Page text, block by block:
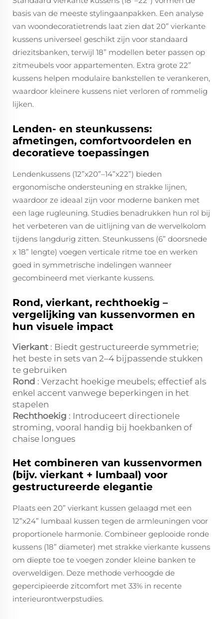
basis van de meeste stylingaanpakken. Een analyse
van woondecoratietrends laat zien dat 20” vierkante
kussens universeel geschikt zijn voor standaard
driezitsbanken, terwijl 18” modellen beter passen op
zitmeubels voor appartementen. Extra grote 22”
kussens helpen modulaire bankstellen te verankeren,
waardoor kleinere kussens niet verloren of rommelig
lijken.
Lenden- en steunkussens:
afmetingen, comfortvoordelen en
decoratieve toepassingen
Lendenkussens (12”x20”–14”x22”) bieden
ergonomische ondersteuning en strakke lijnen,
waardoor ze ideaal zijn voor moderne banken met
een lage rugleuning. Studies benadrukken hun rol bij
het verbeteren van de uitlijning van de wervelkolom
tijdens langdurig zitten. Steunkussens (6” doorsnede
x 18” lengte) voegen verticale ritme toe en werken
goed in symmetrische indelingen wanneer
gecombineerd met vierkante kussens.
Rond, vierkant, rechthoekig –
vergelijking van kussenvormen en
hun visuele impact
Vierkant : Biedt gestructureerde symmetrie;
het beste in sets van 2–4 bijpassende stukken
te gebruiken
Rond : Verzacht hoekige meubels; effectief als
enkel accent vanwege beperkingen in het
stapelen
Rechthoekig : Introduceert directionele
stroming, vooral handig bij hoekbanken of
chaise longues
Het combineren van kussenvormen
(bijv. vierkant + lumbaal) voor
gestructureerde elegantie
Plaats een 20” vierkant kussen gelaagd met een
12”x24” lumbaal kussen tegen de armleuningen voor
proportionele harmonie. Combineer geplooide ronde
kussens (18” diameter) met strakke vierkante kussens
om diepte toe te voegen zonder kleine banken te
overweldigen. Deze methode verhoogde de
gepercipieerde zitcomfort met 33% in recente
interieurontwerpstudies.